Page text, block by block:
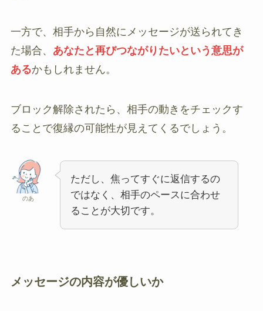
一方で、相手から自然にメッセージが送られてき
た場合、 あなたと再びつながりたいという意思が
あるかもしれません。
ブロック解除されたら、相手の動きをチェックす
ることで復縁の可能性が見えてくるでしょう。
のあ
ただし、焦ってすぐに返信するの
ではなく、相手のペースに合わせ
ることが大切です。
メッセージの内容が優しいか